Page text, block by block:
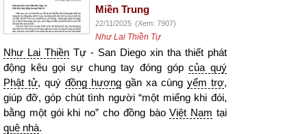
Miền Trung
22/11/2025 (Xem: 7907)
Như Lai Thiền Tự
Như Lai Thiền Tự - San Diego xin tha thiết phát
động kêu gọi sự chung tay đóng gópcủa quý
Phật tử, quý đồng hương gần xa cùng yểm trợ,
giúp đỡ, góp chút tình người “một miếng khi đói,
bằng một gói khi no” cho đồng bàoViệt Nam tại
quê nhà.